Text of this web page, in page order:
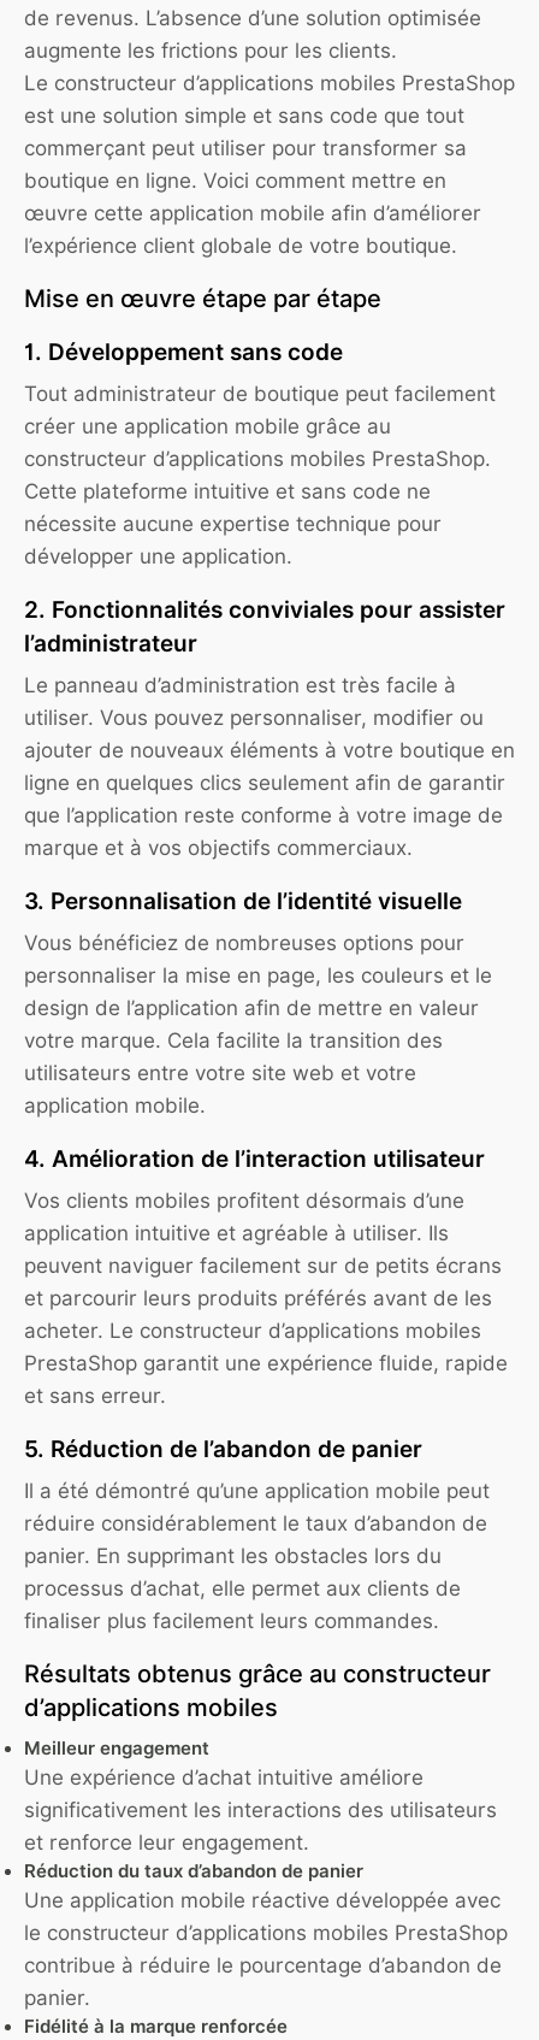
de revenus. L’absence d’une solution optimisée
augmente les frictions pour les clients.
Le constructeur d’applications mobiles PrestaShop
est une solution simple et sans code que tout
commerçant peut utiliser pour transformer sa
boutique en ligne. Voici comment mettre en
œuvre cette application mobile afin d’améliorer
l’expérience client globale de votre boutique.
Mise en œuvre étape par étape
1. Développement sans code
Tout administrateur de boutique peut facilement
créer une application mobile grâce au
constructeur d’applications mobiles PrestaShop.
Cette plateforme intuitive et sans code ne
nécessite aucune expertise technique pour
développer une application.
2. Fonctionnalités conviviales pour assister
l’administrateur
Le panneau d’administration est très facile à
utiliser. Vous pouvez personnaliser, modifier ou
ajouter de nouveaux éléments à votre boutique en
ligne en quelques clics seulement afin de garantir
que l’application reste conforme à votre image de
marque et à vos objectifs commerciaux.
3. Personnalisation de l’identité visuelle
Vous bénéficiez de nombreuses options pour
personnaliser la mise en page, les couleurs et le
design de l’application afin de mettre en valeur
votre marque. Cela facilite la transition des
utilisateurs entre votre site web et votre
application mobile.
4. Amélioration de l’interaction utilisateur
Vos clients mobiles profitent désormais d’une
application intuitive et agréable à utiliser. Ils
peuvent naviguer facilement sur de petits écrans
et parcourir leurs produits préférés avant de les
acheter. Le constructeur d’applications mobiles
PrestaShop garantit une expérience fluide, rapide
et sans erreur.
5. Réduction de l’abandon de panier
Il a été démontré qu’une application mobile peut
réduire considérablement le taux d’abandon de
panier. En supprimant les obstacles lors du
processus d’achat, elle permet aux clients de
finaliser plus facilement leurs commandes.
Résultats obtenus grâce au constructeur
d’applications mobiles
Meilleur engagement
Une expérience d’achat intuitive améliore
significativement les interactions des utilisateurs
et renforce leur engagement.
Réduction du taux d’abandon de panier
Une application mobile réactive développée avec
le constructeur d’applications mobiles PrestaShop
contribue à réduire le pourcentage d’abandon de
panier.
Fidélité à la marque renforcée